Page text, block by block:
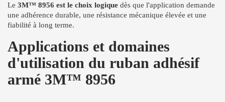
Le 3M™ 8956 est le choix logique dès que l'application demande
une adhérence durable, une résistance mécanique élevée et une
fiabilité à long terme.
Applications et domaines
d'utilisation du ruban adhésif
armé 3M™ 8956